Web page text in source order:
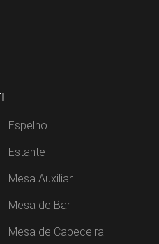
Espelho
Estante
Mesa Auxiliar
Mesa de Bar
Mesa de Cabeceira